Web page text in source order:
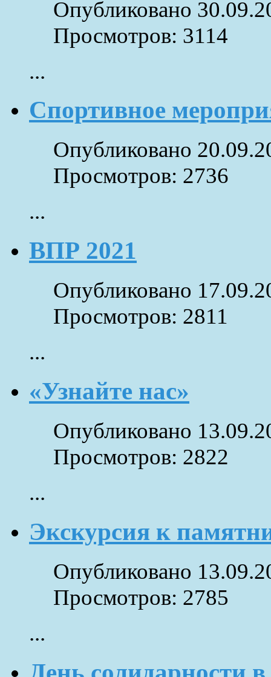
Опубликовано
Просмотров: 3114
...
Спортивное
Опубликовано
Просмотров: 2736
...
ВПР 2021
Опубликовано
Просмотров: 2811
...
«Узнайте нас»
Опубликовано
Просмотров: 2822
...
Экскурсия к
Опубликовано
Просмотров: 2785
...